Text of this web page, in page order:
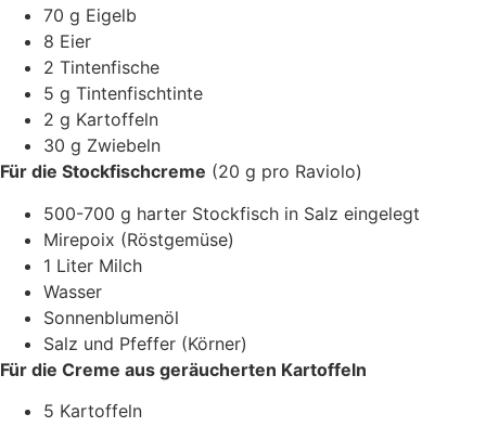
70 g Eigelb
8 Eier
2 Tintenfische
5 g Tintenfischtinte
2 g Kartoffeln
30 g Zwiebeln
Für die Stockfischcreme (20 g pro Raviolo)
500-700 g harter Stockfisch in Salz eingelegt
Mirepoix (Röstgemüse)
1 Liter Milch
Wasser
Sonnenblumenöl
Salz und Pfeffer (Körner)
Für die Creme aus geräucherten Kartoffeln
5 Kartoffeln